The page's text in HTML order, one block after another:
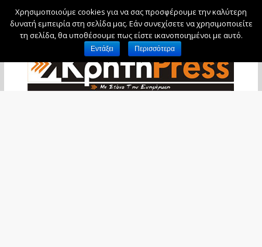
Σάββατο, 8 Αυγούστου, 2026
Χρησιμοποιούμε cookies για να σας προσφέρουμε την καλύτερη
δυνατή εμπειρία στη σελίδα μας. Εάν συνεχίσετε να χρησιμοποιείτε
τη σελίδα, θα υποθέσουμε πως είστε ικανοποιημένοι με αυτό.
Εντάξει Περισσότερα